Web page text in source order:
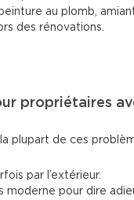
au plomb,
des rénovations.
propriétaires
la plupart de ces
par l’extérieur.
moderne pour dire